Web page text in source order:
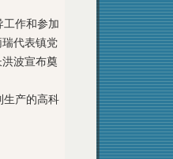
作和参加
代表镇党
波宣布奠
产的高科